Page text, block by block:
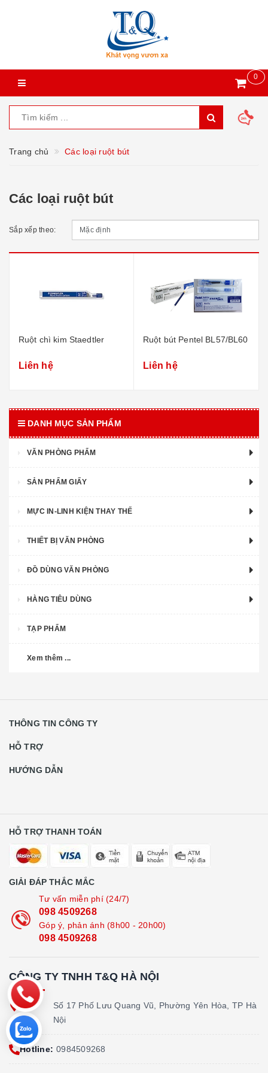
0
Trang chủ Các loại ruột bút
Các loại ruột bút
Sắp xếp theo:
Ruột chì kim Staedtler
Liên hệ
Ruột bút Pentel BL57/BL60
Liên hệ
DANH MỤC SẢN PHẨM
VĂN PHÒNG PHẨM
SẢN PHẨM GIẤY
MỰC IN-LINH KIỆN THAY THẾ
THIẾT BỊ VĂN PHÒNG
ĐỒ DÙNG VĂN PHÒNG
HÀNG TIÊU DÙNG
TẠP PHẨM
Xem thêm ...
THÔNG TIN CÔNG TY
HỖ TRỢ
HƯỚNG DẪN
HỖ TRỢ THANH TOÁN
GIẢI ĐÁP THẮC MẮC
Tư vấn miễn phí (24/7)
098 4509268
Góp ý, phản ánh (8h00 - 20h00)
098 4509268
CÔNG TY TNHH T&Q HÀ NỘI
Địa
chỉ:
Số 17 Phố Lưu Quang Vũ, Phường Yên Hòa, TP Hà
Nội
Hotline: 0984509268